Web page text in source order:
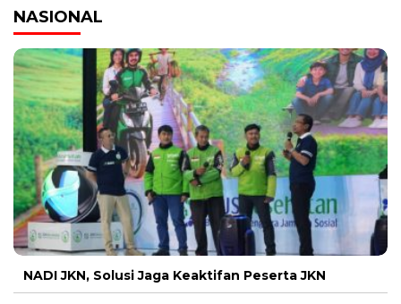
NASIONAL
NADI JKN, Solusi Jaga Keaktifan Peserta JKN